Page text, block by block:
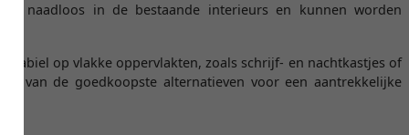
naadloos in de bestaande interieurs en kunnen worden
op vlakke oppervlakten, zoals schrijf- en nachtkastjes of
van de goedkoopste alternatieven voor een aantrekkelijke